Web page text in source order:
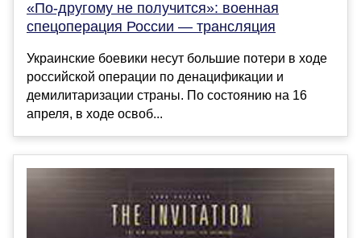
«По-другому не получится»: военная
спецоперация России — трансляция
Украинские боевики несут большие потери в ходе
российской операции по денацификации и
демилитаризации страны. По состоянию на 16
апреля, в ходе освоб...